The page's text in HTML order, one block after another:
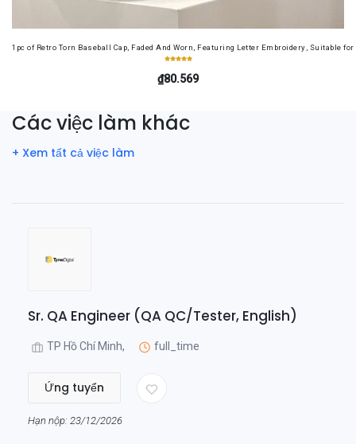
1pc of Retro Torn Baseball Cap, Faded And Worn, Featuring Letter Embroidery, Suitable
₫80.569
Các việc làm khác
+ Xem tất cả việc làm
Sr. QA Engineer (QA QC/Tester, English)
TP Hồ Chí Minh, full_time
Ứng tuyển
Hạn nộp: 23/12/2026